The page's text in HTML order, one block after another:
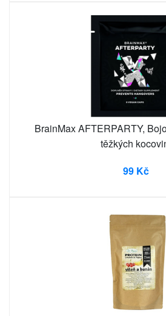
BrainMax AFTERPARTY,
těžkých
99 Kč